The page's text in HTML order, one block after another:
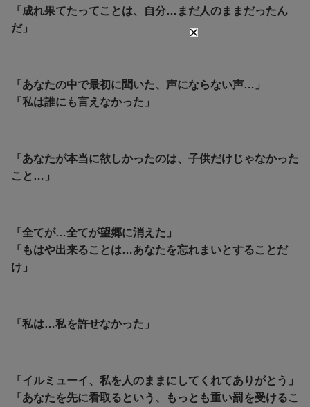
「成れ果てたってことは、自分…まだ人のままだったん
だ」
「あなたの中で最初に聞いた、声にならない声…」
「私は誰にも言えなかった」
「あなたが本当に欲しかったのは、子供だけじゃなかった
こと…」
「全てが…全てが望郷に消えた」
「もはや出来ることは…あなたを忘れまいとすることだ
け」
「私は…私を許せなかった」
「イルミューイ、私を人のままにしてくれてありがとう」
「あなたを先に看取るという、もっとも重い罰を受けるこ